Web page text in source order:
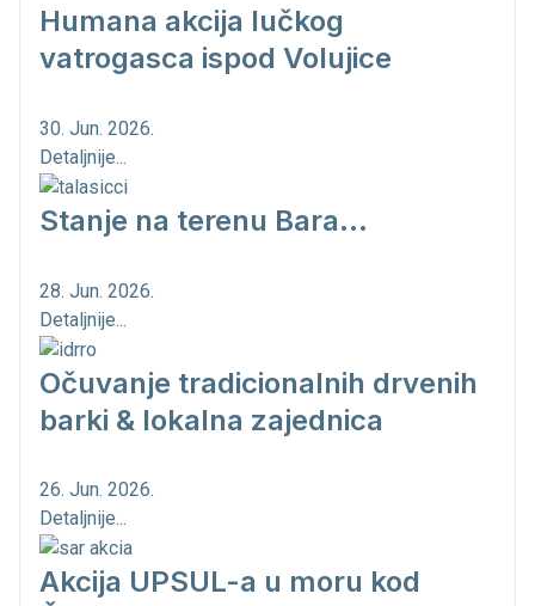
Humana akcija lučkog
vatrogasca ispod Volujice
30. Jun. 2026.
Detaljnije...
Stanje na terenu Bara...
28. Jun. 2026.
Detaljnije...
Očuvanje tradicionalnih drvenih
barki & lokalna zajednica
26. Jun. 2026.
Detaljnije...
Akcija UPSUL-a u moru kod